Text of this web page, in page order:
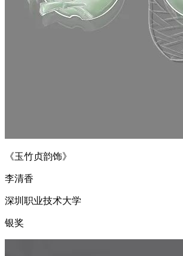
《玉竹贞韵饰》
李清香
深圳职业技术大学
银奖